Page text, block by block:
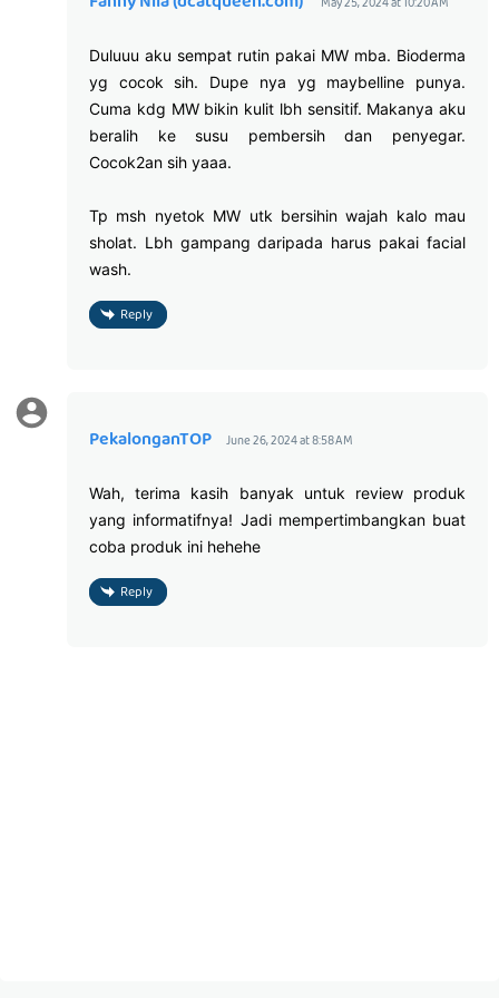
Duluuu aku sempat rutin pakai MW mba. Bioderma
yg cocok sih. Dupe nya yg maybelline punya.
Cuma kdg MW bikin kulit lbh sensitif. Makanya aku
beralih ke susu pembersih dan penyegar.
Cocok2an sih yaaa.
Tp msh nyetok MW utk bersihin wajah kalo mau
sholat. Lbh gampang daripada harus pakai facial
wash.
Reply
PekalonganTOP June 26, 2024 at 8:58 AM
Wah, terima kasih banyak untuk review produk
yang informatifnya! Jadi mempertimbangkan buat
coba produk ini hehehe
Reply